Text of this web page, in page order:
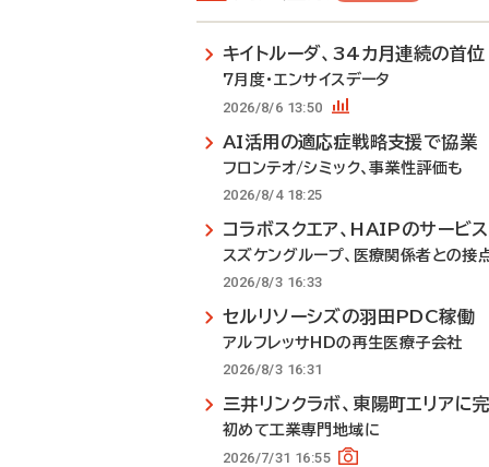
キイトルーダ、34カ月連続の首位
7月度・エンサイスデータ
2026/8/6 13:50
AI活用の適応症戦略支援で協業
フロンテオ/シミック、事業性評価も
2026/8/4 18:25
コラボスクエア、HAIPのサービ
スズケングループ、医療関係者との接
2026/8/3 16:33
セルリソーシズの羽田PDC稼働
アルフレッサHDの再生医療子会社
2026/8/3 16:31
三井リンクラボ、東陽町エリアに
初めて工業専門地域に
2026/7/31 16:55